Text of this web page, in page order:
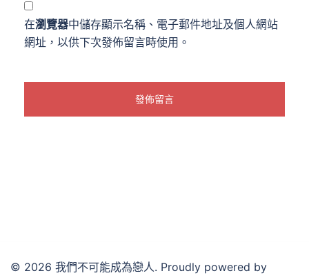
在瀏覽器中儲存顯示名稱、電子郵件地址及個人網站
網址，以供下次發佈留言時使用。
© 2026 我們不可能成為戀人. Proudly powered by